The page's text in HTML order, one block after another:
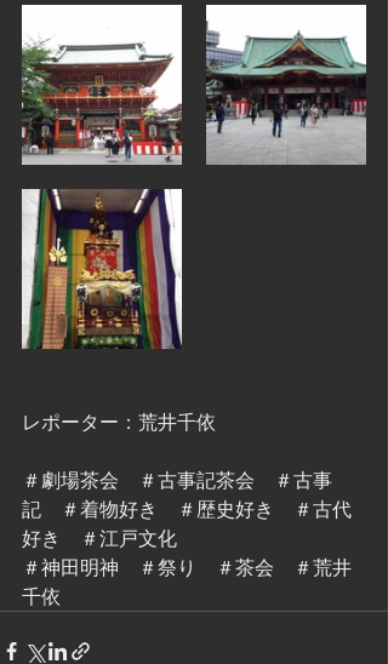
レポーター：荒井千依
＃劇場茶会　＃古事記茶会　＃古事
記　＃着物好き　＃歴史好き　＃古代
好き　＃江戸文化
＃神田明神　＃祭り　＃茶会　＃荒井
千依